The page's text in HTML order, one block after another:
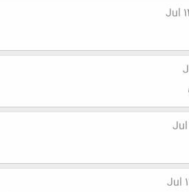
Jul
Jul
Jul